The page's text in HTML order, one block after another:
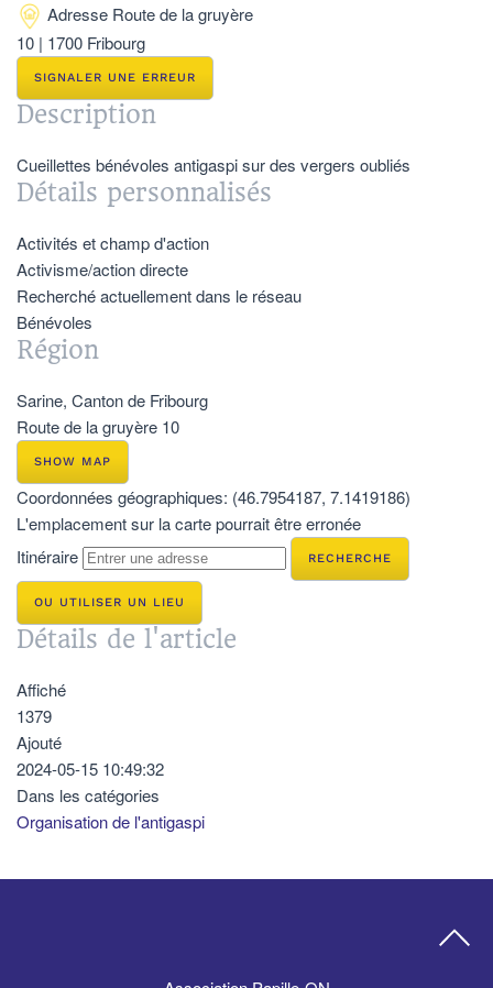
Adresse Route de la gruyère
10 | 1700 Fribourg
SIGNALER UNE ERREUR
Description
Cueillettes bénévoles antigaspi sur des vergers oubliés
Détails personnalisés
Activités et champ d'action
Activisme/action directe
Recherché actuellement dans le réseau
Bénévoles
Région
Sarine, Canton de Fribourg
Route de la gruyère 10
SHOW MAP
Coordonnées géographiques: (46.7954187, 7.1419186)
L'emplacement sur la carte pourrait être erronée
Itinéraire
OU UTILISER UN LIEU
Détails de l'article
Affiché
1379
Ajouté
2024-05-15 10:49:32
Dans les catégories
Organisation de l'antigaspi